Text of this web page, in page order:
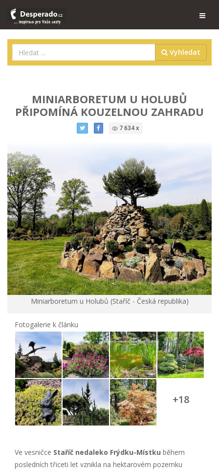
Vyhledat
MINIARBORETUM U HOLUBŮ
PŘIPOMÍNÁ KOUZELNOU ZAHRADU
7 634 x
Miniarboretum u Holubů (Staříč - Česká republika)
Fotogalerie k článku
+18
Ve vesničce Staříč nedaleko Frýdku-Místku během
posledních třiceti let vznikla na hektarovém pozemku